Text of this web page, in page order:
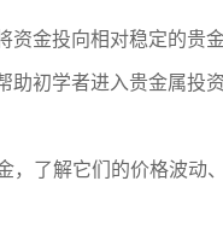
金投向相对稳定的贵金
初学者进入贵金属投资
，了解它们的价格波动